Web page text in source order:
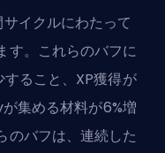
イクルにわたって
す。これらのバフに
ること、XP獲得が
集める材料が6%増
のバフは、連続した